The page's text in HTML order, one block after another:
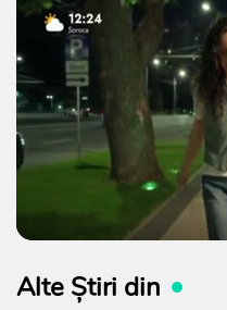
Alte Știri din